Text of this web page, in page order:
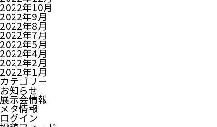
2022年10月
2022年9月
2022年8月
2022年7月
2022年5月
2022年4月
2022年2月
2022年1月
カテゴリー
お知らせ
展示会情報
メタ情報
ログイン